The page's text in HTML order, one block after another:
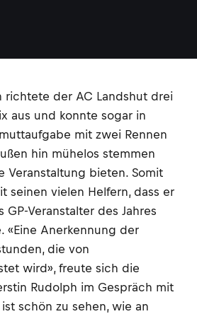
richtete der AC Landshut drei
aus und konnte sogar in
mit zwei Rennen
hin mühelos stemmen
Veranstaltung bieten. Somit
seinen vielen Helfern, dass er
Veranstalter des Jahres
«Eine Anerkennung der
die von
wird», freute sich die
Rudolph im Gespräch mit
ist schön zu sehen, wie an